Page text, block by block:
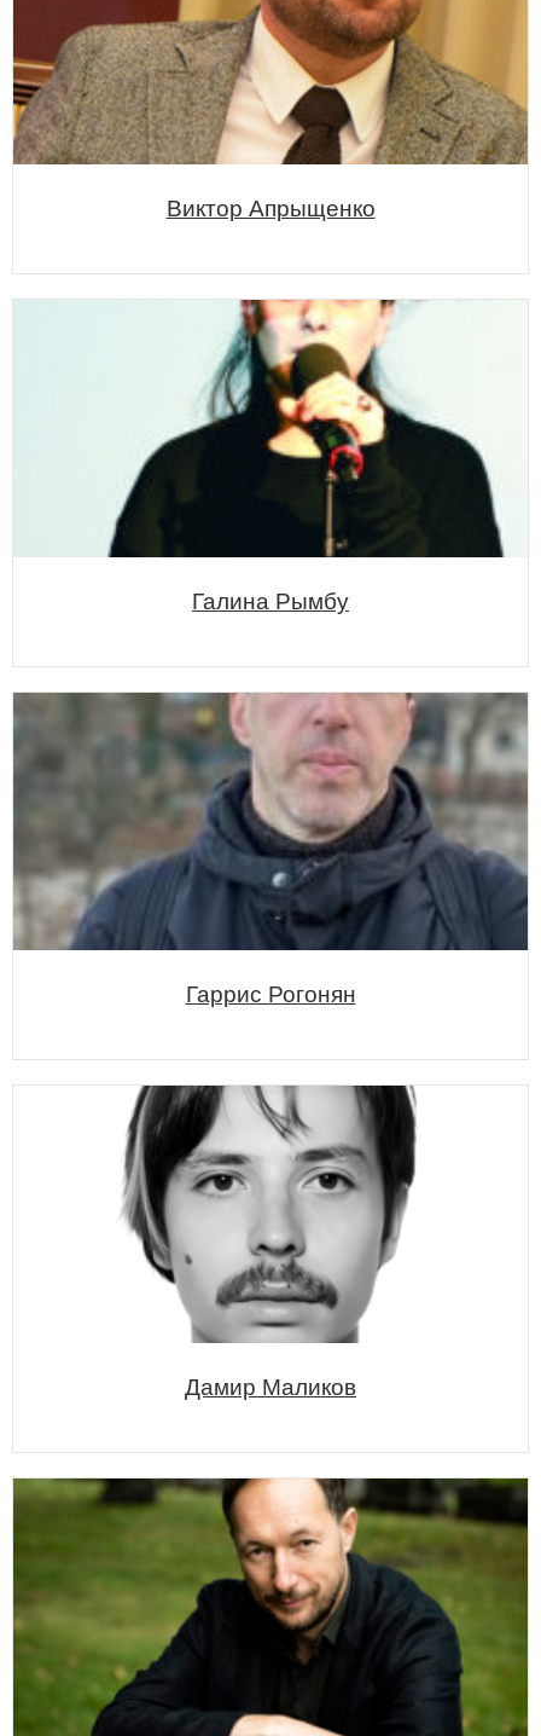
Виктор Апрыщенко
Галина Рымбу
Гаррис Рогонян
Дамир Маликов